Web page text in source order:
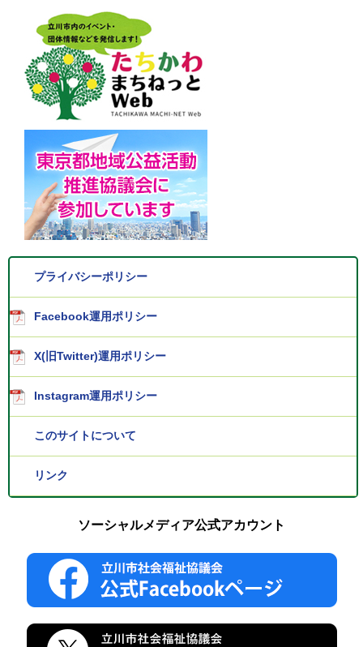
プライバシーポリシー
Facebook運用ポリシー
X(旧Twitter)運用ポリシー
Instagram運用ポリシー
このサイトについて
リンク
ソーシャルメディア公式アカウント